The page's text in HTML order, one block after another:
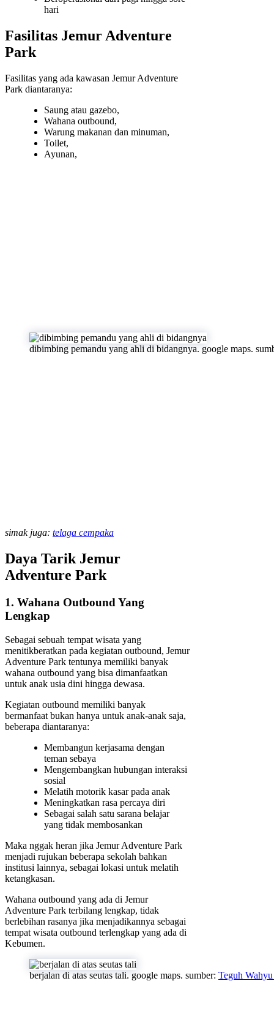
hari
Fasilitas Jemur Adventure
Park
Fasilitas yang ada kawasan Jemur Adventure
Park diantaranya:
Saung atau gazebo,
Wahana outbound,
Warung makanan dan minuman,
Toilet,
Ayunan,
dibimbing pemandu yang ahli di bidangnya. google maps.
simak juga: telaga cempaka
Daya Tarik Jemur
Adventure Park
1. Wahana Outbound Yang
Lengkap
Sebagai sebuah tempat wisata yang
menitikberatkan pada kegiatan outbound, Jemur
Adventure Park tentunya memiliki banyak
wahana outbound yang bisa dimanfaatkan
untuk anak usia dini hingga dewasa.
Kegiatan outbound memiliki banyak
bermanfaat bukan hanya untuk anak-anak saja,
beberapa diantaranya:
Membangun kerjasama dengan
teman sebaya
Mengembangkan hubungan interaksi
sosial
Melatih motorik kasar pada anak
Meningkatkan rasa percaya diri
Sebagai salah satu sarana belajar
yang tidak membosankan
Maka nggak heran jika Jemur Adventure Park
menjadi rujukan beberapa sekolah bahkan
institusi lainnya, sebagai lokasi untuk melatih
ketangkasan.
Wahana outbound yang ada di Jemur
Adventure Park terbilang lengkap, tidak
berlebihan rasanya jika menjadikannya sebagai
tempat wisata outbound terlengkap yang ada di
Kebumen.
berjalan di atas seutas tali. google maps. sumber: Teguh